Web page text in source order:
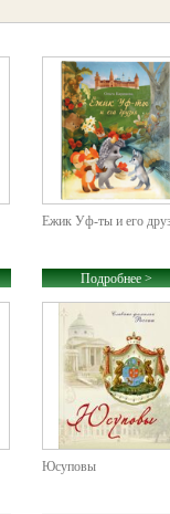
Ёжик Уф-ты и его
Подробнее >
Юсуповы